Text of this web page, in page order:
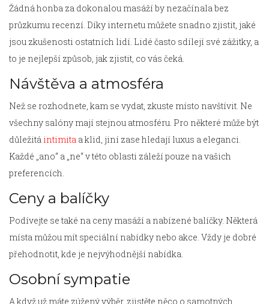
Žádná honba za dokonalou masáží by nezačínala bez
průzkumu recenzí. Díky internetu můžete snadno zjistit, jaké
jsou zkušenosti ostatních lidí. Lidé často sdílejí své zážitky, a
to je nejlepší způsob, jak zjistit, co vás čeká.
Návštěva a atmosféra
Než se rozhodnete, kam se vydat, zkuste místo navštívit. Ne
všechny salóny mají stejnou atmosféru. Pro některé může být
důležitá intimita a klid, jiní zase hledají luxus a eleganci.
Každé „ano“ a „ne“ v této oblasti záleží pouze na vašich
preferencích.
Ceny a balíčky
Podívejte se také na ceny masáží a nabízené balíčky. Některá
místa můžou mít speciální nabídky nebo akce. Vždy je dobré
přehodnotit, kde je nejvýhodnější nabídka.
Osobní sympatie
A když už máte zúžený výběr, zjistěte něco o samotných